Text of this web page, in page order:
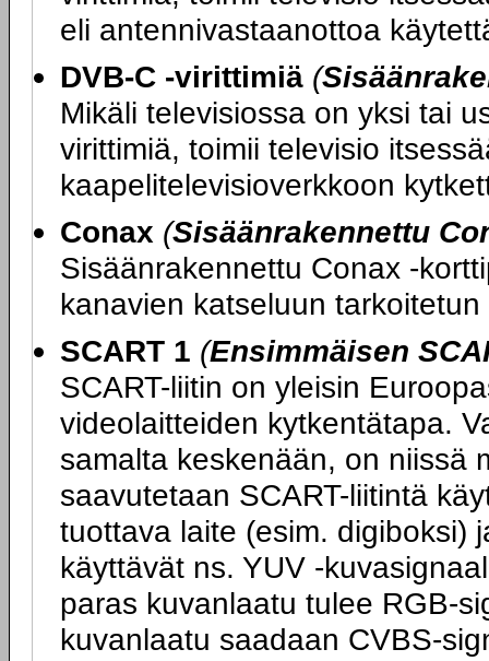
eli antennivastaanottoa
DVB-C -virittimiä (
Mikäli televisiossa on yksi tai
virittimiä, toimii televisio
kaapelitelevisioverkkoon
Conax (Sisäänrakennettu
Sisäänrakennettu Conax -
kanavien katseluun
SCART 1 (Ensimmäisen
SCART-liitin on yleisin
videolaitteiden kytkentätapa.
samalta keskenään, on niissä
saavutetaan SCART-liitintä
tuottava laite (esim. digiboksi)
käyttävät ns. YUV -
paras kuvanlaatu tulee RGB-
kuvanlaatu saadaan CVBS-